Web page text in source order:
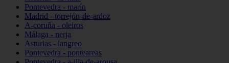
Pontevedra - marín
Madrid - torrejón-de-ardoz
A-coruña - oleiros
Málaga - nerja
Asturias - langreo
Pontevedra - ponteareas